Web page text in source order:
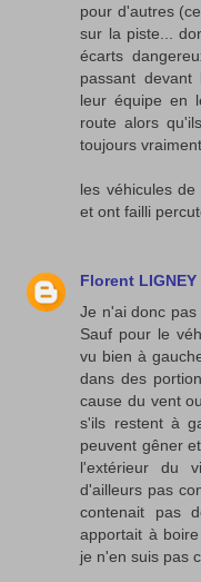
pour d'autres
sur la piste...
écarts
passant
leur équipe en
route alors
toujours
les véhicules
et ont failli
Florent LIGNEY
Je n'ai donc pas
Sauf pour le
vu bien à
dans des
cause du vent
s'ils restent à
peuvent gêner
l'extérieur du
d'ailleurs pas
contenait pas
apportait à
je n'en suis pas